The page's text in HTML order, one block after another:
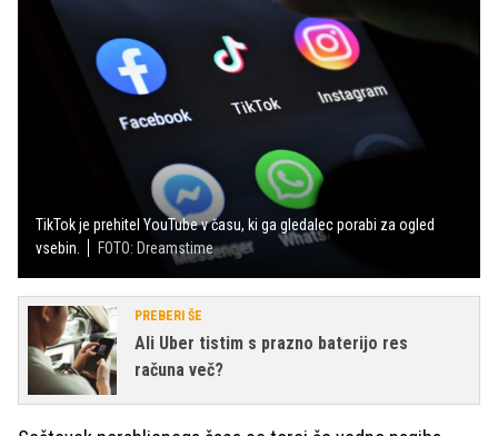
TikTok je prehitel YouTube v času, ki ga gledalec porabi za ogled
vsebin.
FOTO: Dreamstime
PREBERI ŠE
Ali Uber tistim s prazno baterijo res
računa več?